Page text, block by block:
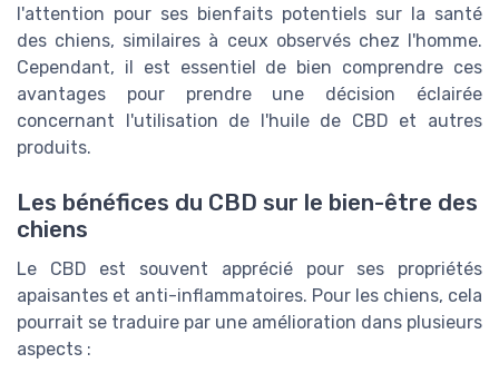
l'attention pour ses bienfaits potentiels sur la santé
des chiens, similaires à ceux observés chez l'homme.
Cependant, il est essentiel de bien comprendre ces
avantages pour prendre une décision éclairée
concernant l'utilisation de l'huile de CBD et autres
produits.
Les bénéfices du CBD sur le bien-être des
chiens
Le CBD est souvent apprécié pour ses propriétés
apaisantes et anti-inflammatoires. Pour les chiens, cela
pourrait se traduire par une amélioration dans plusieurs
aspects :